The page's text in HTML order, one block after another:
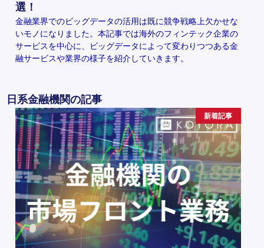
選！
金融業界でのビッグデータの活用は既に競争戦略上欠かせな
いモノになりました。本記事では海外のフィンテック企業の
サービスを中心に、ビッグデータによって変わりつつある金
融サービスや業界の様子を紹介していきます。
日系金融機関の記事
新着記事